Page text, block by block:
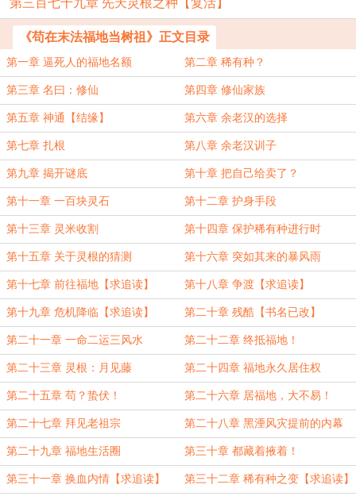
第三百七十九章 先天灵根之种【复活】
《苟在末法福地当树祖》正文目录
第一章 逼死人的福地名额 第二章 稀有种？
第三章 名曰：修仙 第四章 修仙家族
第五章 神通【结缘】 第六章 余老汉的选择
第七章 扎根 第八章 余老汉训子
第九章 揭开谜底 第十章 把自己给卖了？
第十一章 一百块灵石 第十二章 护身手段
第十三章 灵米收割 第十四章 保护稀有种进行时
第十五章 关于灵根的猜测 第十六章 突如其来的暴风雨
第十七章 前往福地【求追读】 第十八章 争渡【求追读】
第十九章 危机降临【求追读】 第二十章 残酷【书名已改】
第二十一章 一命二运三风水 第二十二章 终抵福地！
第二十三章 灵根：月见藤 第二十四章 福地永久居住权
第二十五章 苟？蛰伏！ 第二十六章 居福地，大不易！
第二十七章 拜见老祖宗 第二十八章 黑湮风灾提前的内幕
第二十九章 福地生活圈 第三十章 都藏着掖着！
第三十一章 换血内情【求追读】 第三十二章 稀有种之变【求追读】